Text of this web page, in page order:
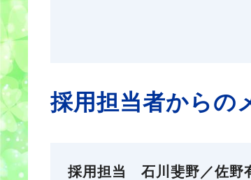
採用担当者からの
採用担当 石川斐野／佐野